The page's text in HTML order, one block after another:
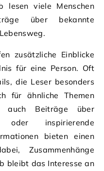
lesen viele Menschen
über bekannte
zusätzliche Einblicke
für eine Person. Oft
die Leser besonders
für ähnliche Themen
auch Beiträge über
oder inspirierende
bieten einen
Zusammenhänge
bleibt das Interesse an